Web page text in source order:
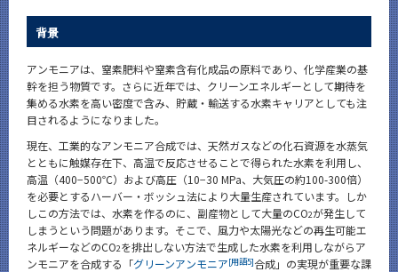
背景
アンモニアは、窒素肥料や窒素含有化成品の原料であり、化学産業の基
幹を担う物質です。さらに近年では、クリーンエネルギーとして期待を
集める水素を高い密度で含み、貯蔵・輸送する水素キャリアとしても注
目されるようになりました。
現在、工業的なアンモニア合成では、天然ガスなどの化石資源を水蒸気
とともに触媒存在下、高温で反応させることで得られた水素を利用し、
高温（400−500℃）および高圧（10−30 MPa、大気圧の約100-300倍）
を必要とするハーバー・ボッシュ法により大量生産されています。しか
しこの方法では、水素を作るのに、副産物として大量のCO2が発生して
しまうという問題があります。そこで、風力や太陽光などの再生可能エ
ネルギーなどのCO2を排出しない方法で生成した水素を利用しながらア
ンモニアを合成する「グリーンアンモニア[用語5]合成」の実現が重要な課